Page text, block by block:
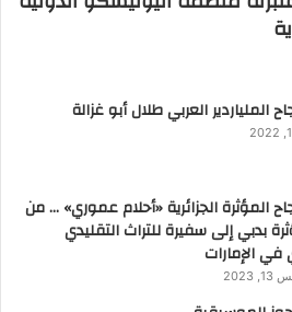
الملياردير العربي طلال أبو غزالة
المؤثرة الجزائرية «أحلام عموري» … من
بدبي إلى سفيرة للتراث التقليدي
في الإمارات